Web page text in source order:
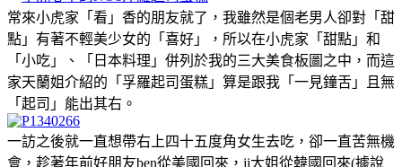
常來小虎家「看」香的朋友就了，我雖然是個老男人卻對「甜
點」有著不輕美少女的「喜好」，所以在小虎家「甜點」和
「小吃」、「日本料理」併列於我的三大美食板圖之中，而這
家天蘭姐介紹的「孚羅起司蛋糕」算是跟我「一見鐘舌」且無
「起司」能出其右。
一訪之後就一直想帶右上四十五度角女生去吃，卻一直苦無機
會，趁著年前好朋友ben從美國回來，jj大姐從韓國回來(據說